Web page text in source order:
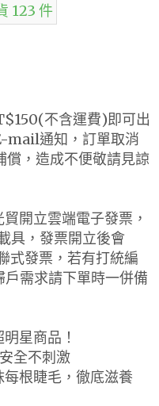
123 件
不含運費)即可出
mail通知，訂單取消
償，造成不便敬請見諒
開立雲端電子發票，
具，發票開立後會
式發票，若有打統編
需求請下單時一併備
星商品！
全不刺激
根睫毛，徹底滋養